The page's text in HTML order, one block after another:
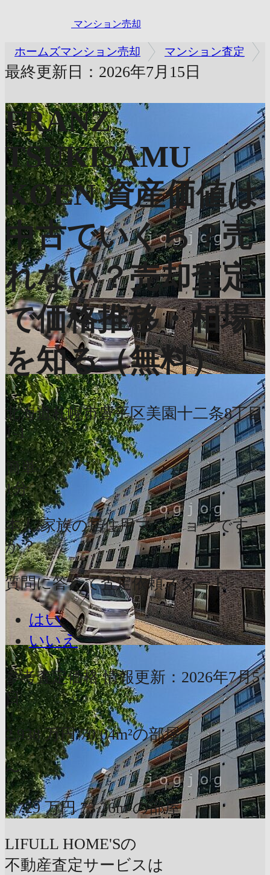
マンション売却
ホームズマンション売却 マンション査定
最終更新日：2026年7月15日
FRANZ
TSUKISAMU
KOEN 資産価値は
中古でいくら？売
れない？売却査定
で価格推移・相場
を知る（無料）
北海道札幌市豊平区美園十二条8丁目
1-1
簡単
1分
本人/家族の居住用マンションです
か？
質問に答えて査定依頼スタート
はい
いいえ
参考査定価格 情報更新：2026年7月5
日
2,938 万円 70.04m²の部屋
〜
3,729 万円 73.26m²の部屋
LIFULL HOME'Sの
不動産査定サービスは